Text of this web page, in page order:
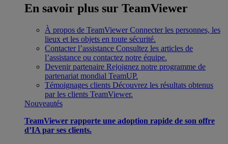
En savoir plus sur TeamViewer
À propos de TeamViewer Connecter les personnes, les
lieux et les objets en toute sécurité.
Contacter l’assistance Consultez les articles de
l’assistance ou contactez notre équipe.
Devenir partenaire Rejoignez notre programme de
partenariat mondial TeamUP.
Témoignages clients Découvrez les résultats obtenus
par les clients TeamViewer.
Nouveautés
TeamViewer rapporte une adoption rapide de son offre
d’IA par ses clients.